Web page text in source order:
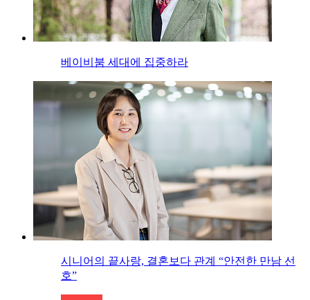
베이비붐 세대에 집중하라
시니어의 끝사랑, 결혼보다 관계 “안전한 만남 선
호”